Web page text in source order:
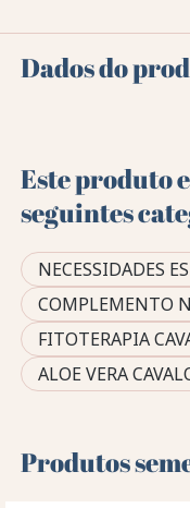
Dados do
Este produto
seguintes
NECESSIDADES
COMPLEMENTO
FITOTERAPIA
ALOE VERA
Produtos